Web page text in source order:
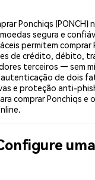
Ponchiqs (PONCH)
segura e
permitem comprar
de crédito, débito,
terceiros — sem
de dois
e proteção anti-
comprar Ponchiqs e